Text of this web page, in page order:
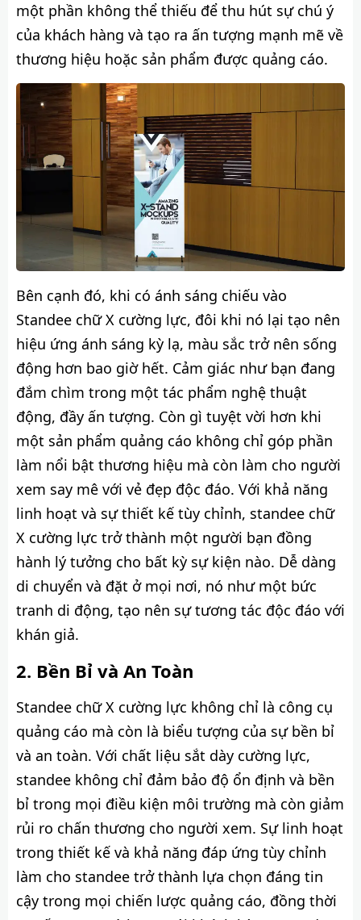
một phần không thể thiếu để thu hút sự chú ý
của khách hàng và tạo ra ấn tượng mạnh mẽ về
thương hiệu hoặc sản phẩm được quảng cáo.
Bên cạnh đó, khi có ánh sáng chiếu vào
Standee chữ X cường lực, đôi khi nó lại tạo nên
hiệu ứng ánh sáng kỳ lạ, màu sắc trở nên sống
động hơn bao giờ hết. Cảm giác như bạn đang
đắm chìm trong một tác phẩm nghệ thuật
động, đầy ấn tượng. Còn gì tuyệt vời hơn khi
một sản phẩm quảng cáo không chỉ góp phần
làm nổi bật thương hiệu mà còn làm cho người
xem say mê với vẻ đẹp độc đáo. Với khả năng
linh hoạt và sự thiết kế tùy chỉnh, standee chữ
X cường lực trở thành một người bạn đồng
hành lý tưởng cho bất kỳ sự kiện nào. Dễ dàng
di chuyển và đặt ở mọi nơi, nó như một bức
tranh di động, tạo nên sự tương tác độc đáo với
khán giả.
Bền Bỉ và An Toàn
Standee chữ X cường lực không chỉ là công cụ
quảng cáo mà còn là biểu tượng của sự bền bỉ
và an toàn. Với chất liệu sắt dày cường lực,
standee không chỉ đảm bảo độ ổn định và bền
bỉ trong mọi điều kiện môi trường mà còn giảm
rủi ro chấn thương cho người xem. Sự linh hoạt
trong thiết kế và khả năng đáp ứng tùy chỉnh
làm cho standee trở thành lựa chọn đáng tin
cậy trong mọi chiến lược quảng cáo, đồng thời